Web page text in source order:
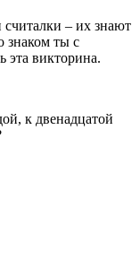
– их знают
знаком ты с
эта викторина.
к двенадцатой